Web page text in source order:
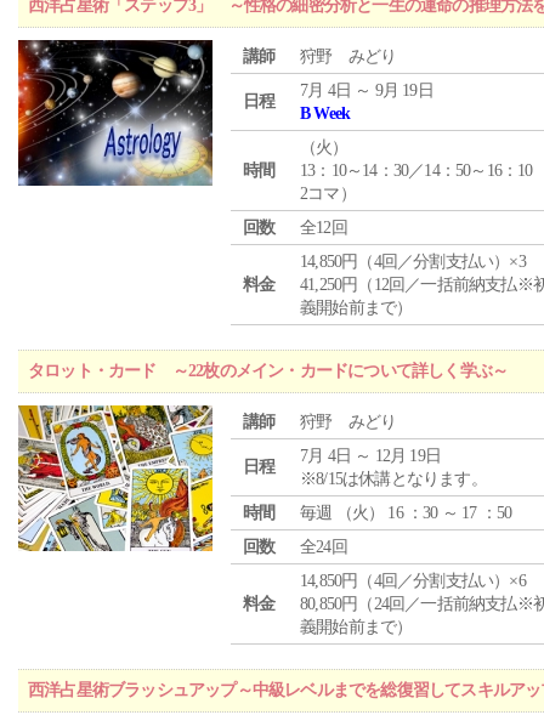
西洋占星術「ステップ3」 ～性格の細密分析と一生の運命の推理方法
講師 狩野 みどり
日程
7月 4日 ～ 9月 19日
B Week
時間
（火 ）
13：10～14：30／14：50～16：10
2コマ）
回数
全12回
料金
14,850円（4回／分割支払い）×3
41,250円（12回／一括前納支払※
義開始前まで）
タロット・カード ～22枚のメイン・カードについて詳しく学ぶ～
講師 狩野 みどり
日程
7月 4日 ～ 12月 19日
※8/15は休講となります。
時間
毎週 （火 ） 16 ：30 ～ 17 ：50
回数
全24回
料金
14,850円（4回／分割支払い）×6
80,850円（24回／一括前納支払※
義開始前まで）
西洋占星術ブラッシュアップ～中級レベルまでを総復習してスキルア